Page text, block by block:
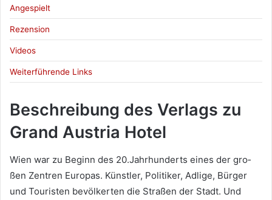
Angespielt
Rezension
Videos
Weiterführende Links
Beschreibung des Verlags zu
Grand Austria Hotel
Wien war zu Beginn des 20.Jahrhunderts eines der gro­
ßen Zen­tren Euro­pas. Künst­ler, Poli­ti­ker, Adlige, Bür­ger
und Tou­ris­ten bevöl­ker­ten die Stra­ßen der Stadt. Und